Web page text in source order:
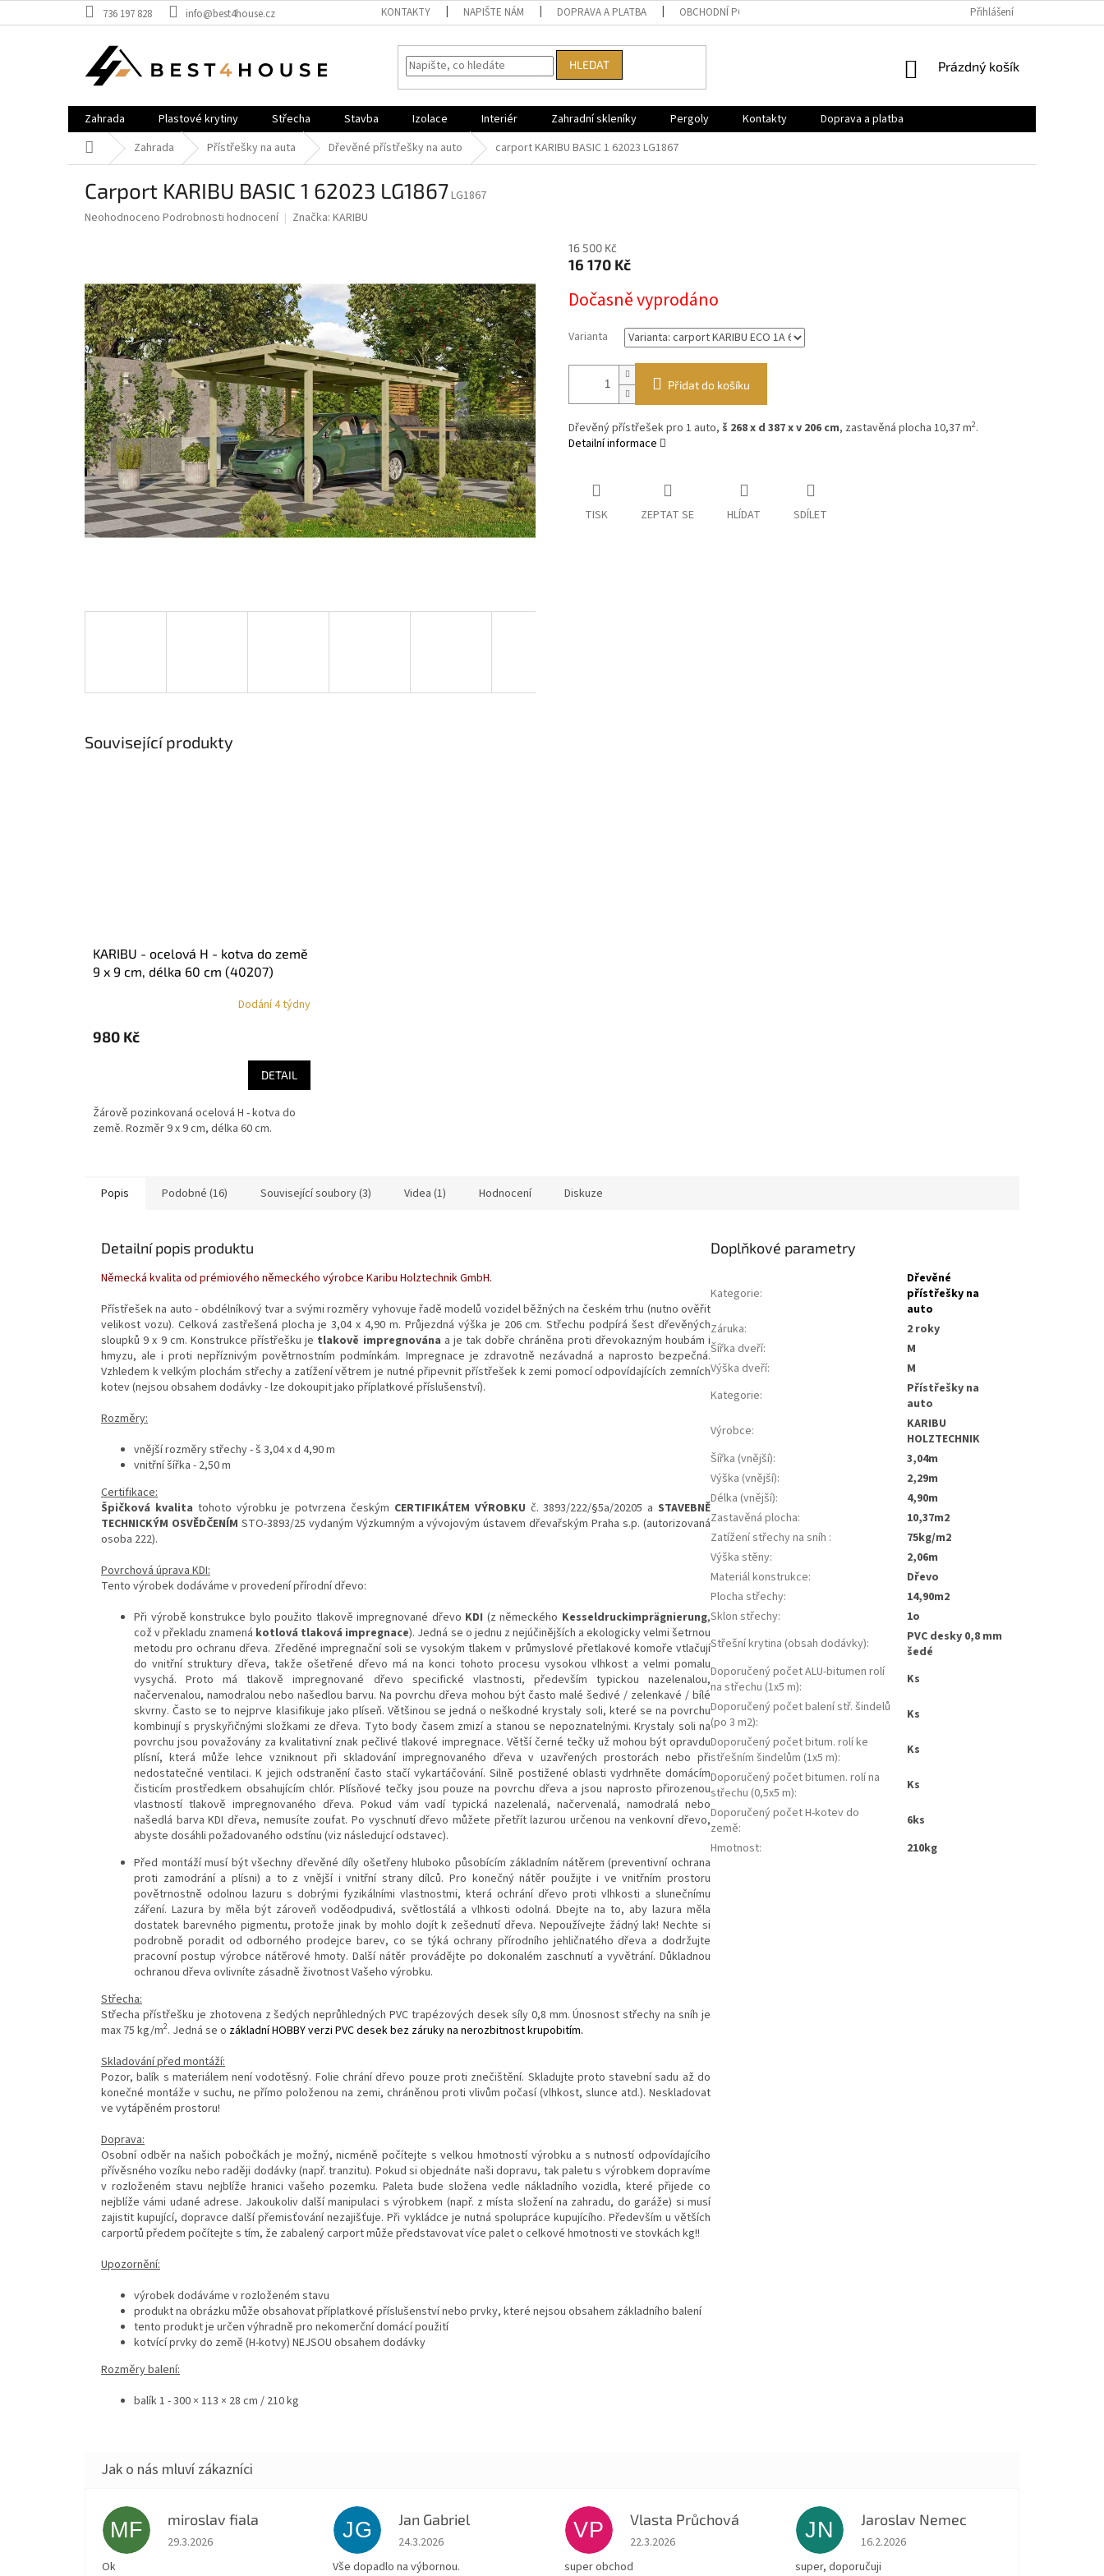
na
736 197 828 info@best4house.cz KONTAKTY NAPIŠTE NÁM DOPRAVA A PLATBA OBCHODNÍ PODMÍNKY VRÁCENÍ ZBOŽÍ A
Přihlášení
HLEDAT
NÁKUPNÍ
Prázdný košík
Zahrada Plastové krytiny Střecha Stavba Izolace Interiér Zahradní skleníky Pergoly Kontakty
Doprava a platba
Domů Zahrada Přístřešky na auta Dřevěné přístřešky na auto carport KARIBU BASIC 1 62023 LG1867
carport KARIBU BASIC 1 62023 LG1867LG1867
Průměrné
0,0
z
5
hvězdiček.
Neohodnoceno Podrobnosti hodnocení Značka: KARIBU
16 500 Kč
16 170 Kč
cena:
Dočasně vyprodáno
Varianta
Přidat do košíku
Dřevěný přístřešek pro 1 auto, š 268 x d 387 x v 206 cm, zastavěná plocha 10,37 m2.
Detailní informace
TISK ZEPTAT SE HLÍDAT SDÍLET
Související produkty
KARIBU - ocelová H - kotva do země
9 x 9 cm, délka 60 cm (40207)
Dodání 4 týdny
980 Kč
DETAIL
Žárově pozinkovaná ocelová H - kotva do
země. Rozměr 9 x 9 cm, délka 60 cm.
Popis Podobné (16) Související soubory (3) Videa (1) Hodnocení Diskuze
Detailní popis produktu
Německá kvalita od prémiového německého výrobce Karibu Holztechnik GmbH.
Přístřešek na auto - obdélníkový tvar a svými rozměry vyhovuje řadě modelů vozidel běžných na českém trhu (nutno ověřit
velikost vozu). Celková zastřešená plocha je 3,04 x 4,90 m. Průjezdná výška je 206 cm. Střechu podpírá šest dřevěných
sloupků 9 x 9 cm. Konstrukce přístřešku je tlakově impregnována a je tak dobře chráněna proti dřevokazným houbám i
hmyzu, ale i proti nepříznivým povětrnostním podmínkám. Impregnace je zdravotně nezávadná a naprosto bezpečná.
Vzhledem k velkým plochám střechy a zatížení větrem je nutné připevnit přístřešek k zemi pomocí odpovídajících zemních
kotev (nejsou obsahem dodávky - lze dokoupit jako příplatkové příslušenství).
Rozměry:
vnější rozměry střechy - š 3,04 x d 4,90 m
vnitřní šířka - 2,50 m
Certifikace:
Špičková kvalita tohoto výrobku je potvrzena českým CERTIFIKÁTEM VÝROBKU č. 3893/222/§5a/20205 aSTAVEBNĚ
TECHNICKÝM OSVĚDČENÍM STO-3893/25 vydaným Výzkumným a vývojovým ústavem dřevařským Praha s.p. (autorizovaná
osoba 222).
Povrchová úprava KDI:
Tento výrobek dodáváme v provedení přírodní dřevo:
Při výrobě konstrukce bylo použito tlakově impregnované dřevo KDI (z německého Kesseldruckimprägnierung,
což v překladu znamená kotlová tlaková impregnace). Jedná se o jednu z nejúčinějších a ekologicky velmi šetrnou
metodu pro ochranu dřeva. Zředěné impregnační soli se vysokým tlakem v průmyslové přetlakové komoře vtlačují
do vnitřní struktury dřeva, takže ošetřené dřevo má na konci tohoto procesu vysokou vlhkost a velmi pomalu
vysychá. Proto má tlakově impregnované dřevo specifické vlastnosti, především typickou nazelenalou,
načervenalou, namodralou nebo našedlou barvu. Na povrchu dřeva mohou být často malé šedivé / zelenkavé / bílé
skvrny. Často se to nejprve klasifikuje jako plíseň. Většinou se jedná o neškodné krystaly soli, které se na povrchu
kombinují s pryskyřičnými složkami ze dřeva. Tyto body časem zmizí a stanou se nepoznatelnými. Krystaly soli na
povrchu jsou považovány za kvalitativní znak pečlivé tlakové impregnace. Větší černé tečky už mohou být opravdu
plísní, která může lehce vzniknout při skladování impregnovaného dřeva v uzavřených prostorách nebo při
nedostatečné ventilaci. K jejich odstranění často stačí vykartáčování. Silně postižené oblasti vydrhněte domácím
čisticím prostředkem obsahujícím chlór. Plísňové tečky jsou pouze na povrchu dřeva a jsou naprosto přirozenou
vlastností tlakově impregnovaného dřeva. Pokud vám vadí typická nazelenalá, načervenalá, namodralá nebo
našedlá barva KDI dřeva, nemusíte zoufat. Po vyschnutí dřevo můžete přetřít lazurou určenou na venkovní dřevo,
abyste dosáhli požadovaného odstínu (viz následujcí odstavec).
Před montáží musí být všechny dřevěné díly ošetřeny hluboko působícím základním nátěrem (preventivní ochrana
proti zamodrání a plísni) a to z vnější i vnitřní strany dílců. Pro konečný nátěr použijte i ve vnitřním prostoru
povětrnostně odolnou lazuru s dobrými fyzikálními vlastnostmi, která ochrání dřevo proti vlhkosti a slunečnímu
záření. Lazura by měla být zároveň voděodpudivá, světlostálá a vlhkosti odolná. Dbejte na to, aby lazura měla
dostatek barevného pigmentu, protože jinak by mohlo dojít k zešednutí dřeva. Nepoužívejte žádný lak! Nechte si
podrobně poradit od odborného prodejce barev, co se týká ochrany přírodního jehličnatého dřeva a dodržujte
pracovní postup výrobce nátěrové hmoty. Další nátěr provádějte po dokonalém zaschnutí a vyvětrání. Důkladnou
ochranou dřeva ovlivníte zásadně životnost Vašeho výrobku.
Střecha:
Střecha přístřešku je zhotovena z šedých neprůhledných PVC trapézových desek síly 0,8 mm. Únosnost střechy na sníh je
max 75 kg/m2. Jedná se o základní HOBBY verzi PVC desek bez záruky na nerozbitnost krupobitím.
Skladování před montáží:
Pozor, balík s materiálem není vodotěsný. Folie chrání dřevo pouze proti znečištění. Skladujte proto stavební sadu až do
konečné montáže v suchu, ne přímo položenou na zemi, chráněnou proti vlivům počasí (vlhkost, slunce atd.). Neskladovat
ve vytápěném prostoru!
Doprava:
Osobní odběr na našich pobočkách je možný, nicméně počítejte s velkou hmotností výrobku a s nutností odpovídajícího
přívěsného vozíku nebo raději dodávky (např. tranzitu). Pokud si objednáte naši dopravu, tak paletu s výrobkem dopravíme
v rozloženém stavu nejblíže hranici vašeho pozemku. Paleta bude složena vedle nákladního vozidla, které přijede co
nejblíže vámi udané adrese. Jakoukoliv další manipulaci s výrobkem (např. z místa složení na zahradu, do garáže) si musí
zajistit kupující, dopravce další přemisťování nezajišťuje. Při vykládce je nutná spolupráce kupujícího. Především u větších
carportů předem počítejte s tím, že zabalený carport může představovat více palet o celkové hmotnosti ve stovkách kg!!
Upozornění:
výrobek dodáváme v rozloženém stavu
produkt na obrázku může obsahovat příplatkové příslušenství nebo prvky, které nejsou obsahem základního balení
tento produkt je určen výhradně pro nekomerční domácí použití
kotvící prvky do země (H-kotvy) NEJSOU obsahem dodávky
Rozměry balení:
balík 1 - 300 × 113 × 28 cm / 210 kg
Doplňkové parametry
Kategorie:
Dřevěné
přístřešky na
auto
Záruka:
2 roky
Šířka dveří:
m
Výška dveří:
m
Kategorie:
přístřešky na
auto
Výrobce:
KARIBU
HOLZTECHNIK
Šířka (vnější):
3,04m
Výška (vnější):
2,29m
Délka (vnější):
4,90m
Zastavěná plocha:
10,37m2
Zatížení střechy na sníh :
75kg/m2
Výška stěny:
2,06m
Materiál konstrukce:
dřevo
Plocha střechy:
14,90m2
Sklon střechy:
1o
Střešní krytina (obsah dodávky):
PVC desky 0,8 mm
šedé
Doporučený počet ALU-bitumen rolí
na střechu (1x5 m):
ks
Doporučený počet balení stř. šindelů
(po 3 m2):
ks
Doporučený počet bitum. rolí ke
střešním šindelům (1x5 m):
ks
Doporučený počet bitumen. rolí na
střechu (0,5x5 m):
ks
Doporučený počet H-kotev do
země:
6ks
Hmotnost: 210kg
MF miroslav fiala
Hodnocení obchodu je 5 z 5 hvězdiček.
29.3.2026
Ok
JG Jan Gabriel
Hodnocení obchodu je 5 z 5 hvězdiček.
24.3.2026
Vše dopadlo na výbornou.
VP Vlasta Průchová
Hodnocení obchodu je 5 z 5 hvězdiček.
22.3.2026
super obchod
JN Jaroslav Nemec
Hodnocení obchodu je 5 z 5 hvězdiček.
16.2.2026
super, doporučuji